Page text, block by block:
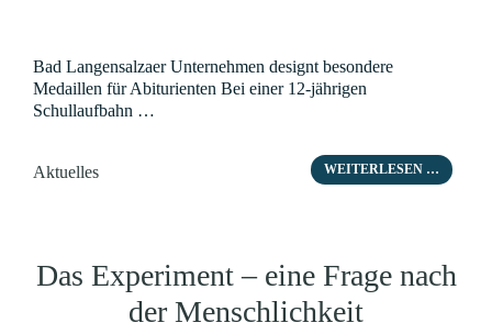
Bad Langensalzaer Unternehmen designt besondere
Medaillen für Abiturienten Bei einer 12-jährigen
Schullaufbahn …
WEITERLESEN …
Kategorien
Aktuelles
Das Experiment – eine Frage nach
der Menschlichkeit